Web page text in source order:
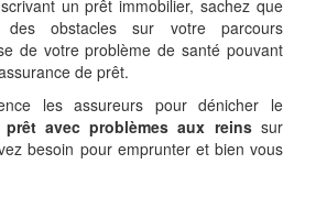
un prêt immobilier, sachez que
des obstacles sur votre parcours
de votre problème de santé pouvant
de prêt.
les assureurs pour dénicher le
avec problèmes aux reinssur
besoin pour emprunter et bien vous